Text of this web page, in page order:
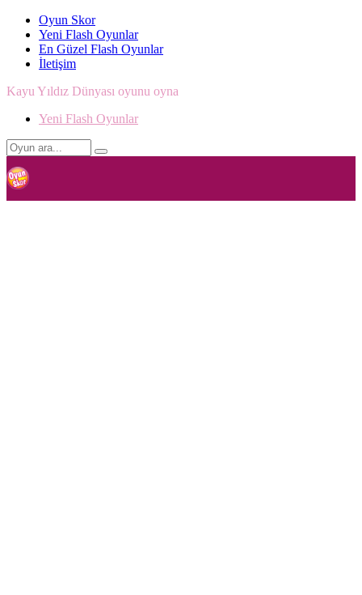
Oyun Skor
Yeni Flash Oyunlar
En Güzel Flash Oyunlar
İletişim
Kayu Yıldız Dünyası oyunu oyna
Yeni Flash Oyunlar